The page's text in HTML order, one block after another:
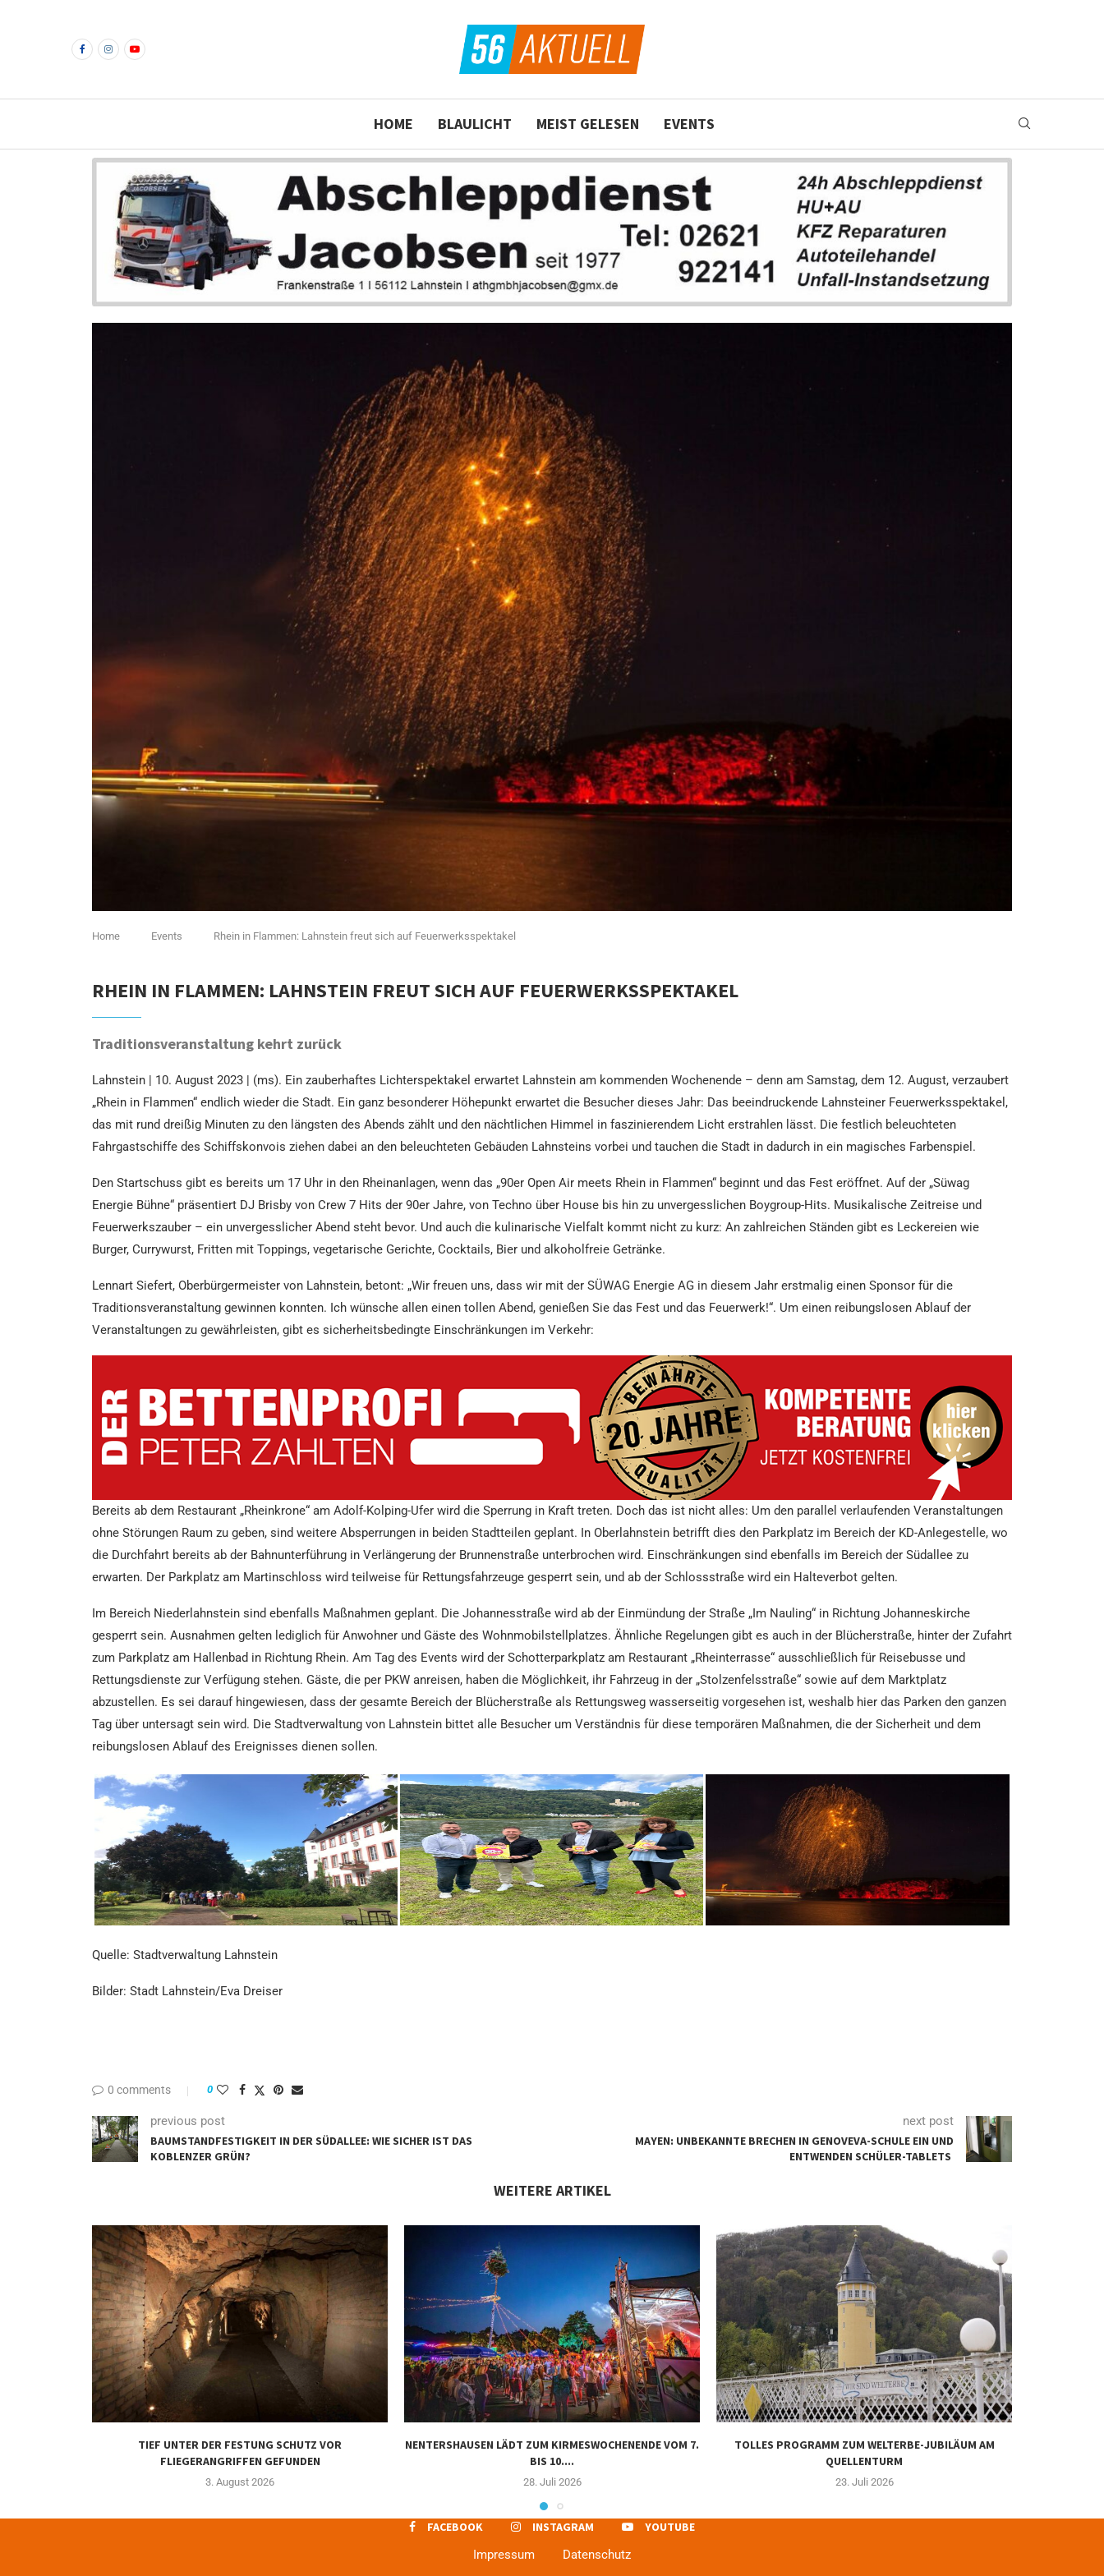
HOME BLAULICHT MEIST GELESEN EVENTS
Home Events Rhein in Flammen: Lahnstein freut sich auf Feuerwerksspektakel
RHEIN IN FLAMMEN: LAHNSTEIN FREUT SICH AUF FEUERWERKSSPEKTAKEL
Traditionsveranstaltung kehrt zurück
Lahnstein | 10. August 2023 | (ms). Ein zauberhaftes Lichterspektakel erwartet Lahnstein am kommenden Wochenende – denn am Samstag, dem 12. August, verzaubert
„Rhein in Flammen“ endlich wieder die Stadt. Ein ganz besonderer Höhepunkt erwartet die Besucher dieses Jahr: Das beeindruckende Lahnsteiner Feuerwerksspektakel,
das mit rund dreißig Minuten zu den längsten des Abends zählt und den nächtlichen Himmel in faszinierendem Licht erstrahlen lässt. Die festlich beleuchteten
Fahrgastschiffe des Schiffskonvois ziehen dabei an den beleuchteten Gebäuden Lahnsteins vorbei und tauchen die Stadt in dadurch in ein magisches Farbenspiel.
Den Startschuss gibt es bereits um 17 Uhr in den Rheinanlagen, wenn das „90er Open Air meets Rhein in Flammen“ beginnt und das Fest eröffnet. Auf der „Süwag
Energie Bühne“ präsentiert DJ Brisby von Crew 7 Hits der 90er Jahre, von Techno über House bis hin zu unvergesslichen Boygroup-Hits. Musikalische Zeitreise und
Feuerwerkszauber – ein unvergesslicher Abend steht bevor. Und auch die kulinarische Vielfalt kommt nicht zu kurz: An zahlreichen Ständen gibt es Leckereien wie
Burger, Currywurst, Fritten mit Toppings, vegetarische Gerichte, Cocktails, Bier und alkoholfreie Getränke.
Lennart Siefert, Oberbürgermeister von Lahnstein, betont: „Wir freuen uns, dass wir mit der SÜWAG Energie AG in diesem Jahr erstmalig einen Sponsor für die
Traditionsveranstaltung gewinnen konnten. Ich wünsche allen einen tollen Abend, genießen Sie das Fest und das Feuerwerk!“. Um einen reibungslosen Ablauf der
Veranstaltungen zu gewährleisten, gibt es sicherheitsbedingte Einschränkungen im Verkehr:
Bereits ab dem Restaurant „Rheinkrone“ am Adolf-Kolping-Ufer wird die Sperrung in Kraft treten. Doch das ist nicht alles: Um den parallel verlaufenden Veranstaltungen
ohne Störungen Raum zu geben, sind weitere Absperrungen in beiden Stadtteilen geplant. In Oberlahnstein betrifft dies den Parkplatz im Bereich der KD-Anlegestelle, wo
die Durchfahrt bereits ab der Bahnunterführung in Verlängerung der Brunnenstraße unterbrochen wird. Einschränkungen sind ebenfalls im Bereich der Südallee zu
erwarten. Der Parkplatz am Martinschloss wird teilweise für Rettungsfahrzeuge gesperrt sein, und ab der Schlossstraße wird ein Halteverbot gelten.
Im Bereich Niederlahnstein sind ebenfalls Maßnahmen geplant. Die Johannesstraße wird ab der Einmündung der Straße „Im Nauling“ in Richtung Johanneskirche
gesperrt sein. Ausnahmen gelten lediglich für Anwohner und Gäste des Wohnmobilstellplatzes. Ähnliche Regelungen gibt es auch in der Blücherstraße, hinter der Zufahrt
zum Parkplatz am Hallenbad in Richtung Rhein. Am Tag des Events wird der Schotterparkplatz am Restaurant „Rheinterrasse“ ausschließlich für Reisebusse und
Rettungsdienste zur Verfügung stehen. Gäste, die per PKW anreisen, haben die Möglichkeit, ihr Fahrzeug in der „Stolzenfelsstraße“ sowie auf dem Marktplatz
abzustellen. Es sei darauf hingewiesen, dass der gesamte Bereich der Blücherstraße als Rettungsweg wasserseitig vorgesehen ist, weshalb hier das Parken den ganzen
Tag über untersagt sein wird. Die Stadtverwaltung von Lahnstein bittet alle Besucher um Verständnis für diese temporären Maßnahmen, die der Sicherheit und dem
reibungslosen Ablauf des Ereignisses dienen sollen.
Quelle: Stadtverwaltung Lahnstein
Bilder: Stadt Lahnstein/Eva Dreiser
0 comments 0
previous post
BAUMSTANDFESTIGKEIT IN DER SÜDALLEE: WIE SICHER IST DAS
KOBLENZER GRÜN?
next post
MAYEN: UNBEKANNTE BRECHEN IN GENOVEVA-SCHULE EIN UND
ENTWENDEN SCHÜLER-TABLETS
WEITERE ARTIKEL
TIEF UNTER DER FESTUNG SCHUTZ VOR
FLIEGERANGRIFFEN GEFUNDEN
3. August 2026
NENTERSHAUSEN LÄDT ZUM KIRMESWOCHENENDE VOM 7.
BIS 10....
28. Juli 2026
TOLLES PROGRAMM ZUM WELTERBE-JUBILÄUM AM
QUELLENTURM
23. Juli 2026
FACEBOOK INSTAGRAM
YOUTUBE
Impressum
Datenschutz